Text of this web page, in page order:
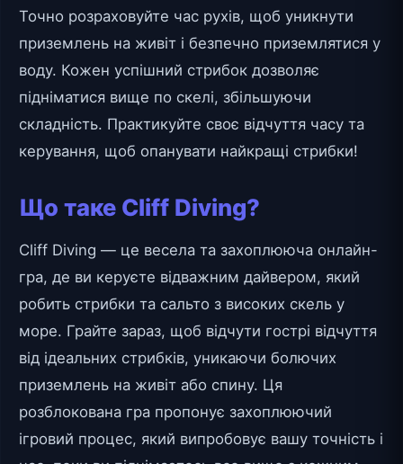
Точно розраховуйте час рухів, щоб уникнути
приземлень на живіт і безпечно приземлятися у
воду. Кожен успішний стрибок дозволяє
підніматися вище по скелі, збільшуючи
складність. Практикуйте своє відчуття часу та
керування, щоб опанувати найкращі стрибки!
Що таке Cliff Diving?
Cliff Diving — це весела та захоплююча онлайн-
гра, де ви керуєте відважним дайвером, який
робить стрибки та сальто з високих скель у
море. Грайте зараз, щоб відчути гострі відчуття
від ідеальних стрибків, уникаючи болючих
приземлень на живіт або спину. Ця
розблокована гра пропонує захоплюючий
ігровий процес, який випробовує вашу точність і